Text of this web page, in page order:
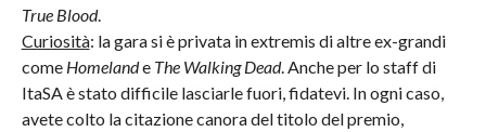
True Blood.
Curiosità: la gara si è privata in extremis di altre ex-grandi
come Homelande The Walking Dead. Anche per lo staff di
ItaSA è stato difficile lasciarle fuori, fidatevi. In ogni caso,
avete colto la citazione canora del titolo del premio,